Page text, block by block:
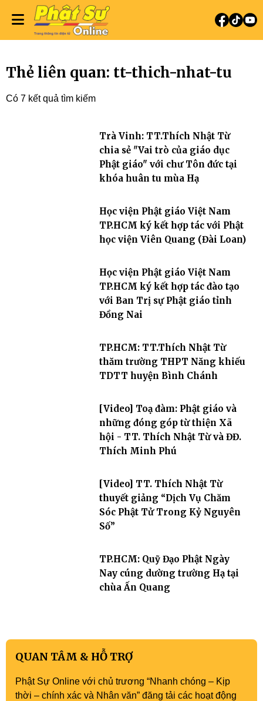
Thẻ liên quan: tt-thich-nhat-tu
Có 7 kết quả tìm kiếm
Trà Vinh: TT.Thích Nhật Từ
chia sẻ "Vai trò của giáo dục
Phật giáo" với chư Tôn đức tại
khóa huân tu mùa Hạ
Học viện Phật giáo Việt Nam
TP.HCM ký kết hợp tác với Phật
học viện Viên Quang (Đài Loan)
Học viện Phật giáo Việt Nam
TP.HCM ký kết hợp tác đào tạo
với Ban Trị sự Phật giáo tỉnh
Đồng Nai
TP.HCM: TT.Thích Nhật Từ
thăm trường THPT Năng khiếu
TDTT huyện Bình Chánh
[Video] Toạ đàm: Phật giáo và
những đóng góp từ thiện Xã
hội - TT. Thích Nhật Từ và ĐĐ.
Thích Minh Phú
[Video] TT. Thích Nhật Từ
thuyết giảng “Dịch Vụ Chăm
Sóc Phật Tử Trong Kỷ Nguyên
Số”
TP.HCM: Quỹ Đạo Phật Ngày
Nay cúng dường trường Hạ tại
chùa Ấn Quang
QUAN TÂM & HỖ TRỢ
Phật Sự Online với chủ trương “Nhanh chóng – Kịp
thời – chính xác và Nhân văn” đăng tải các hoạt động